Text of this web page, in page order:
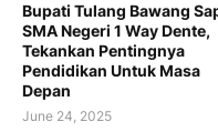
Bupati Tulang Bawang
SMA Negeri 1 Way Dente,
Tekankan Pentingnya
Pendidikan Untuk Masa
Depan
June 24, 2025